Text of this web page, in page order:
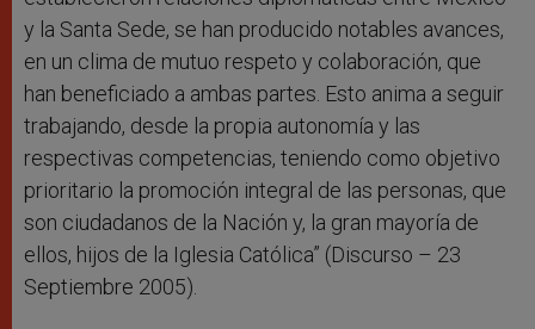
y la Santa Sede, se han producido notables avances,
en un clima de mutuo respeto y colaboración, que
han beneficiado a ambas partes. Esto anima a seguir
trabajando, desde la propia autonomía y las
respectivas competencias, teniendo como objetivo
prioritario la promoción integral de las personas, que
son ciudadanos de la Nación y, la gran mayoría de
ellos, hijos de la Iglesia Católica” (Discurso – 23
Septiembre 2005).